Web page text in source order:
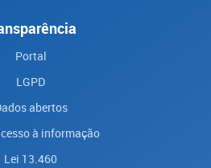
Portal
LGPD
abertos
à informação
Lei 13.460